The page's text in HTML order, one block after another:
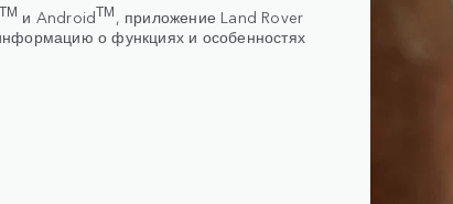
ТМ и AndroidТМ, приложение Land Rover
о функциях и особенностях